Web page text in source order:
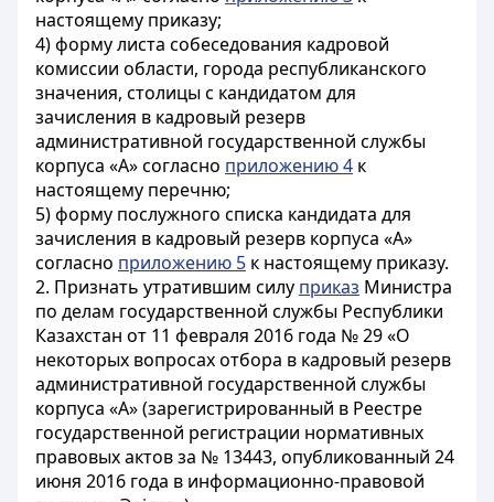
настоящему приказу;
4) форму листа собеседования кадровой
комиссии области, города республиканского
значения, столицы с кандидатом для
зачисления в кадровый резерв
административной государственной службы
корпуса «А» согласно приложению 4 к
настоящему перечню;
5) форму послужного списка кандидата для
зачисления в кадровый резерв корпуса «А»
согласно приложению 5 к настоящему приказу.
2. Признать утратившим силу приказ Министра
по делам государственной службы Республики
Казахстан от 11 февраля 2016 года № 29 «О
некоторых вопросах отбора в кадровый резерв
административной государственной службы
корпуса «А» (зарегистрированный в Реестре
государственной регистрации нормативных
правовых актов за № 13443, опубликованный 24
июня 2016 года в информационно-правовой